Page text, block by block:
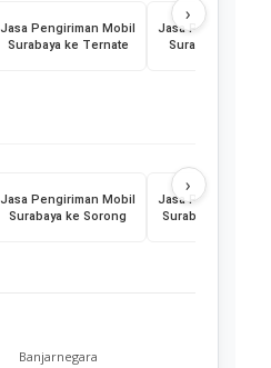
Jasa Pengiriman Mobil
Surabaya ke Ternate
Jasa Pengiriman
Surabaya ke
›
Jasa Pengiriman Mobil
Surabaya ke Sorong
Jasa Pengiriman
Surabaya ke
›
Banjarnegara